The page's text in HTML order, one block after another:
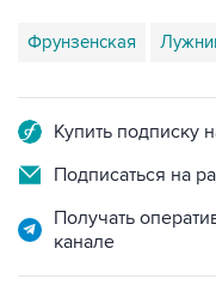
Фрунзенская
Купить подписку
Подписаться на
Получать
канале